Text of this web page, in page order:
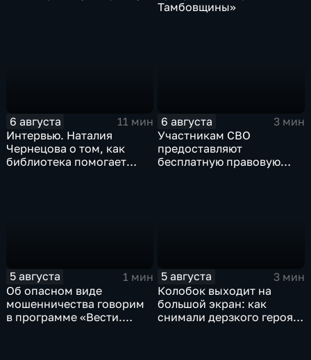
Тамбовщины»
6 августа
11 мин
Интервью. Наталия
Чернецова о том, как
библиотека помогает
6 августа
3 мин
Участникам СВО
предоставляют
бесплатную правовую
5 августа
1 мин
Об опасном виде
мошенничества говорим
в программе «Вести.
5 августа
3 мин
Колобок выходит на
большой экран: как
снимали дерзкого героя